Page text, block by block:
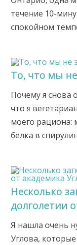
течение 10-
спокойном
То, что мы
Почему я снова
что я
моего рациона:
белка в
Несколько
долголетии
Я нашла очень
Углова,